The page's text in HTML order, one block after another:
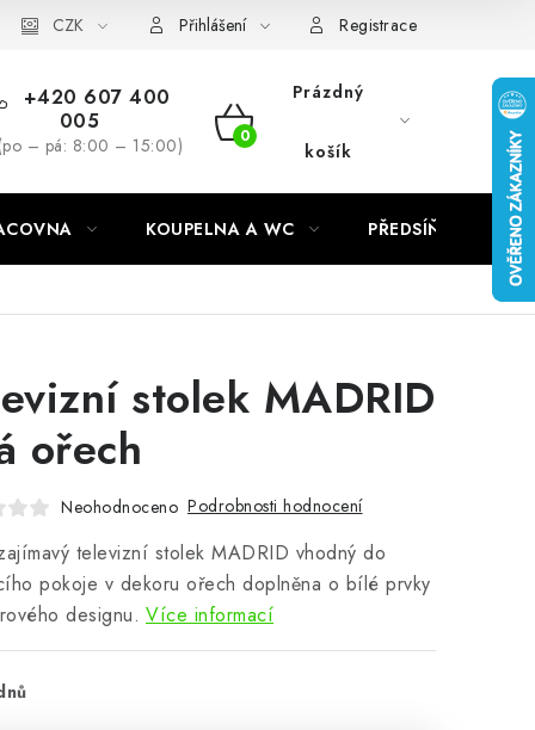
CZK Přihlášení Registrace
+420 607 400
005
– pá: 8:00 – 15:00)
NÁKUPNÍ
Prázdný
košík
KOUPELNA A WC PŘEDSÍŇ
stolek MADRID
ořech
Neohodnoceno Podrobnosti hodnocení
televizní stolek MADRID vhodný do
pokoje v dekoru ořech doplněna o bílé prvky
designu. Více informací